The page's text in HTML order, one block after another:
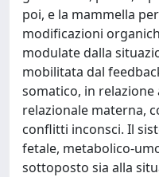
poi, e la mammella
modificazioni
modulate dalla
mobilitata dal
somatico, in
relazionale materna,
conflitti inconsci. Il
fetale, metabolico-
sottoposto sia alla